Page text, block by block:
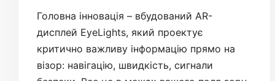
Головна інновація – вбудований AR-
дисплей EyeLights, який проектує
критично важливу інформацію прямо на
візор: навігацію, швидкість, сигнали